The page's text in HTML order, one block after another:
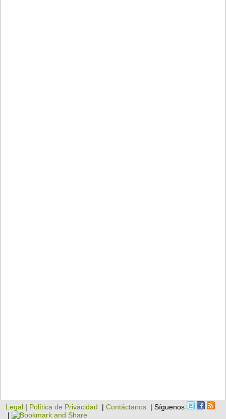
Legal | Política de Privacidad |Contáctanos | Síguenos
|